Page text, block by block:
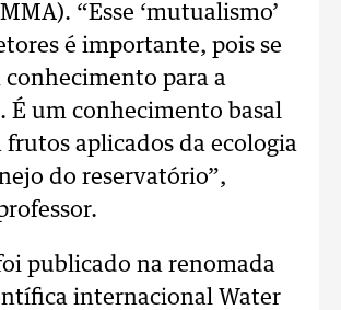
“Esse ‘mutualismo’
é importante, pois se
conhecimento para a
É um conhecimento basal
frutos aplicados da ecologia
do reservatório”,
publicado na renomada
internacional Water